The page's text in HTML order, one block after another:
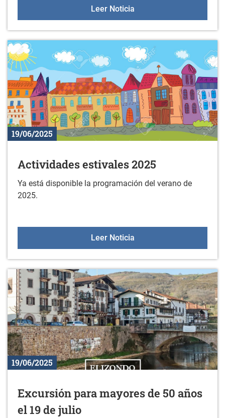
Leer NoticiaCurso gratuito para
19/06/2025
Actividades estivales 2025
Ya está disponible la programación del verano de
2025.
Leer NoticiaActividades estivales
19/06/2025
Excursión para mayores de 50 años
el 19 de julio